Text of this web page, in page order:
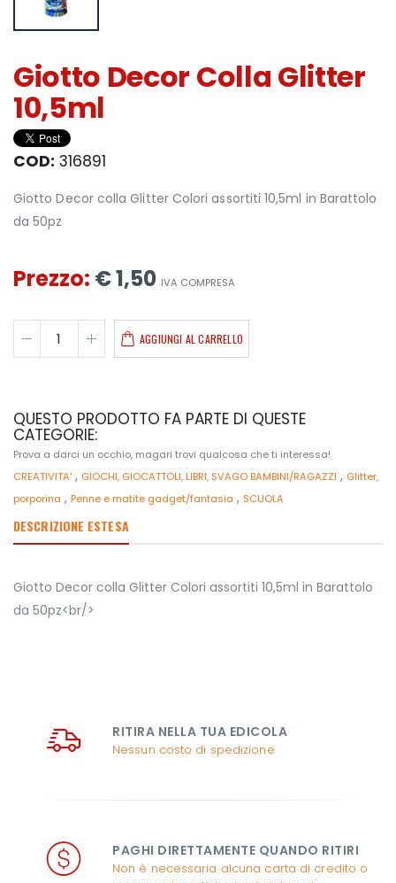
Giotto Decor Colla Glitter
10,5ml
COD: 316891
Giotto Decor colla Glitter Colori assortiti 10,5ml in Barattolo
da 50pz
Prezzo: € 1,50 IVA COMPRESA
AGGIUNGI AL CARRELLO
QUESTO PRODOTTO FA PARTE DI QUESTE
CATEGORIE:
Prova a darci un occhio, magari trovi qualcosa che ti interessa!
CREATIVITA' , GIOCHI, GIOCATTOLI, LIBRI, SVAGO BAMBINI/RAGAZZI , Glitter,
porporina , Penne e matite gadget/fantasia , SCUOLA
DESCRIZIONE ESTESA
Giotto Decor colla Glitter Colori assortiti 10,5ml in Barattolo
da 50pz<br/>
RITIRA NELLA TUA EDICOLA
Nessun costo di spedizione
PAGHI DIRETTAMENTE QUANDO RITIRI
Non è necessaria alcuna carta di credito o